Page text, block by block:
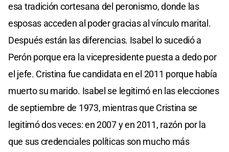
esa tradición cortesana del peronismo, donde las
esposas acceden al poder gracias al vínculo marital.
Después están las diferencias. Isabel lo sucedió a
Perón porque era la vicepresidente puesta a dedo por
el jefe. Cristina fue candidata en el 2011 porque había
muerto su marido. Isabel se legitimó en las elecciones
de septiembre de 1973, mientras que Cristina se
legitimó dos veces: en 2007 y en 2011, razón por la
que sus credenciales políticas son mucho más